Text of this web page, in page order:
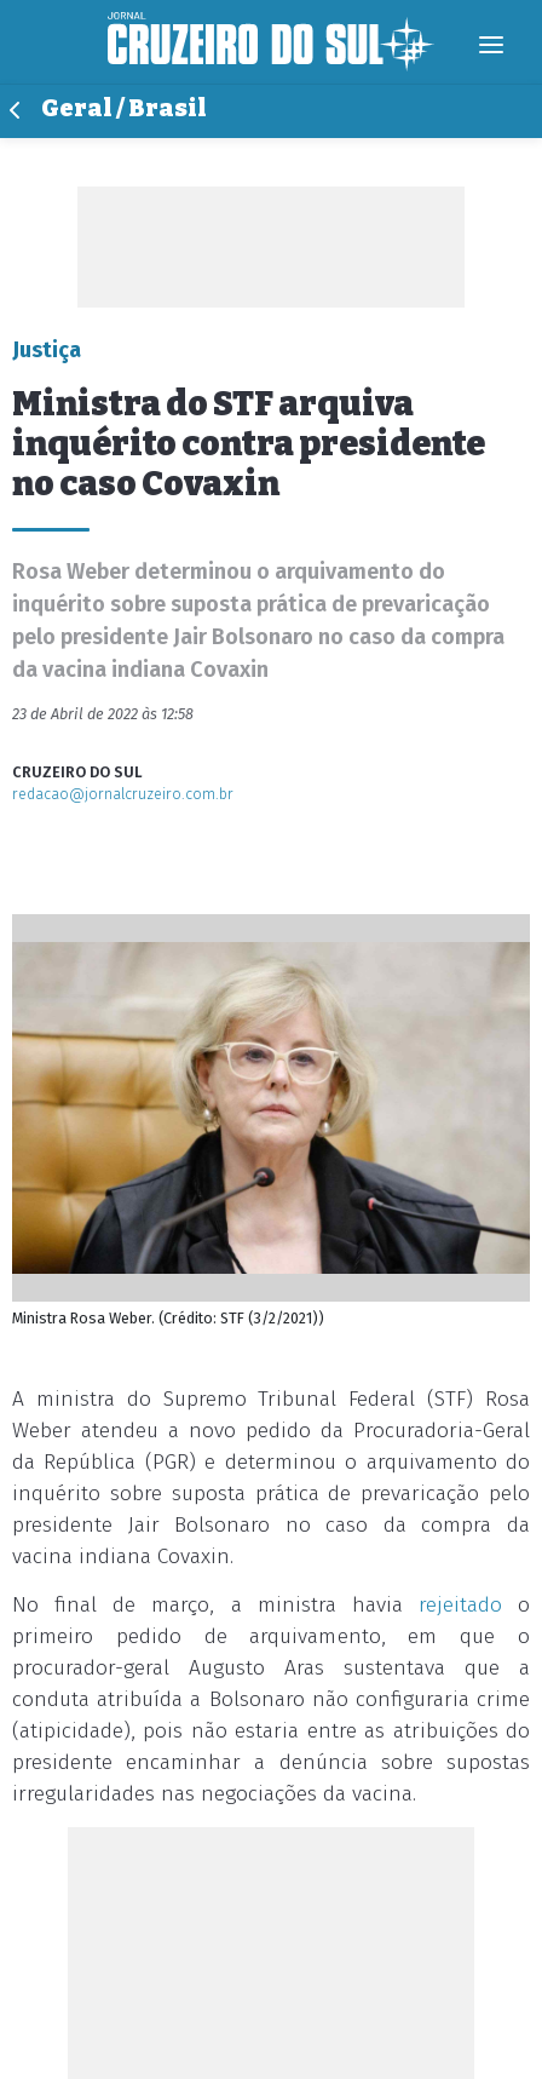
Geral / Brasil
Justiça
Ministra do STF arquiva
inquérito contra presidente
no caso Covaxin
Rosa Weber determinou o arquivamento do
inquérito sobre suposta prática de prevaricação
pelo presidente Jair Bolsonaro no caso da compra
da vacina indiana Covaxin
23 de Abril de 2022 às 12:58
CRUZEIRO DO SUL
redacao@jornalcruzeiro.com.br
Ministra Rosa Weber. (Crédito: STF (3/2/2021))
A ministra do Supremo Tribunal Federal (STF) Rosa
Weber atendeu a novo pedido da Procuradoria-Geral
da República (PGR) e determinou o arquivamento do
inquérito sobre suposta prática de prevaricação pelo
presidente Jair Bolsonaro no caso da compra da
vacina indiana Covaxin.
No final de março, a ministra havia rejeitado o
primeiro pedido de arquivamento, em que o
procurador-geral Augusto Aras sustentava que a
conduta atribuída a Bolsonaro não configuraria crime
(atipicidade), pois não estaria entre as atribuições do
presidente encaminhar a denúncia sobre supostas
irregularidades nas negociações da vacina.